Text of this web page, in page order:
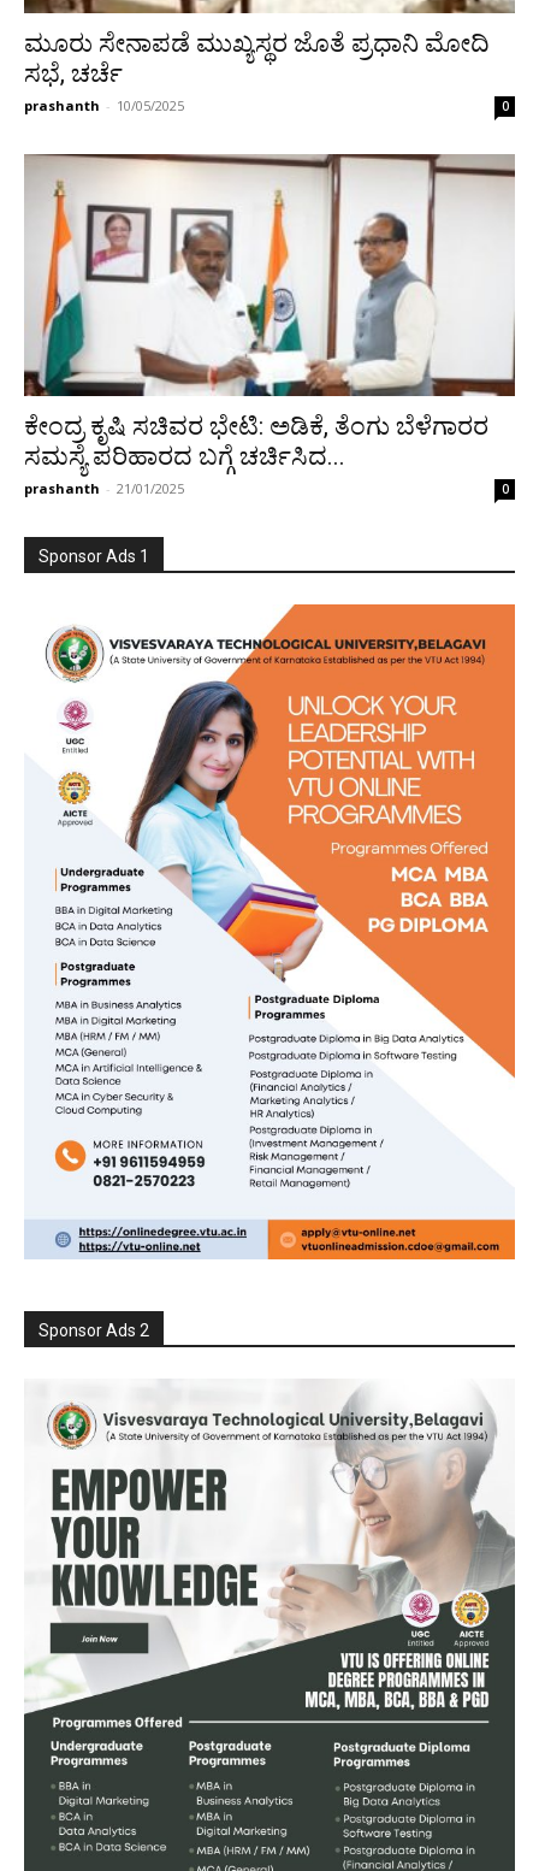
ಮೂರು ಸೇನಾಪಡೆ ಮುಖ್ಯಸ್ಥರ ಜೊತೆ ಪ್ರಧಾನಿ ಮೋದಿ
ಸಭೆ, ಚರ್ಚೆ
prashanth - 10/05/2025 0
ಕೇಂದ್ರ ಕೃಷಿ ಸಚಿವರ ಭೇಟಿ: ಅಡಿಕೆ, ತೆಂಗು ಬೆಳೆಗಾರರ
ಸಮಸ್ಯೆ ಪರಿಹಾರದ ಬಗ್ಗೆ ಚರ್ಚಿಸಿದ...
prashanth - 21/01/2025 0
Sponsor Ads 1
Sponsor Ads 2